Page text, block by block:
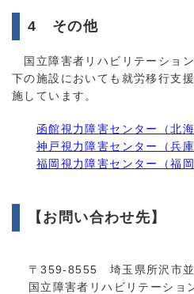
4 その他
国立障害者リハビリテーショ
下の施設においても就労移行支
施しています。
函館視力障害センター（北海
神戸視力障害センター（兵庫
福岡視力障害センター（福岡
【お問い合わせ先】
〒359-8555 埼玉県所沢市並
国立障害者リハビリテーショ